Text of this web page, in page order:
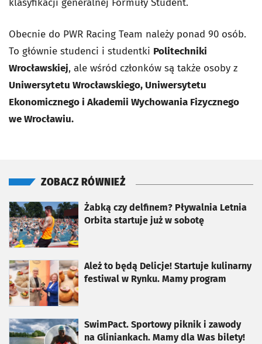
klasyfikacji generalnej Formuły Student.
Obecnie do PWR Racing Team należy ponad 90 osób.
To głównie studenci i studentki Politechniki
Wrocławskiej, ale wśród członków są także osoby z
Uniwersytetu Wrocławskiego, Uniwersytetu
Ekonomicznego i Akademii Wychowania Fizycznego
we Wrocławiu.
ZOBACZ RÓWNIEŻ
Żabką czy delfinem? Pływalnia Letnia
Orbita startuje już w sobotę
otworzy się w nowej karcie
Ależ to będą Delicje! Startuje kulinarny
festiwal w Rynku. Mamy program
otworzy się w nowej karcie
SwimPact. Sportowy piknik i zawody
na Gliniankach. Mamy dla Was bilety!
otworzy się w nowej karcie